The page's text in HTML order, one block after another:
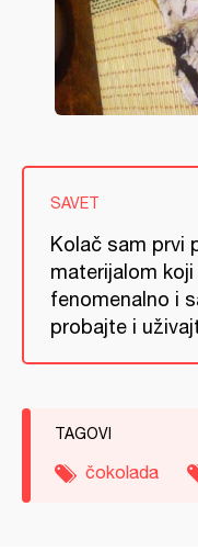
SAVET
Kolač sam prvi
materijalom
fenomenalno i
probajte i
TAGOVI
čokolada